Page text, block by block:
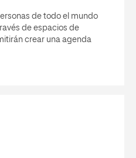
de todo el mundo
de espacios de
crear una agenda